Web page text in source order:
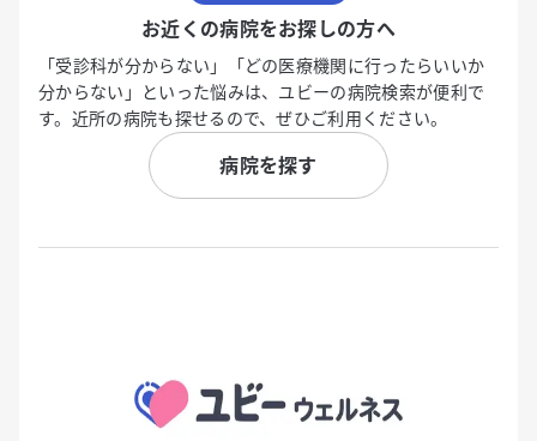
お近くの病院をお探しの方へ
「受診科が分からない」「どの医療機関に行ったらいいか
分からない」といった悩みは、ユビーの病院検索が便利で
す。近所の病院も探せるので、ぜひご利用ください。
病院を探す